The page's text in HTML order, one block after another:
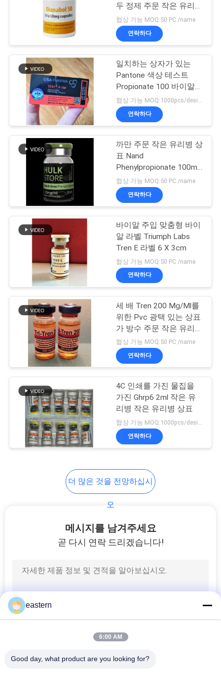
락
우
트
PRIVACY
POLICY
10ml 작은 유리병 상
자
45
안전 홀로그램 스티
커
27
약제 포장 상자
약 병 상표
약 병 상자
작은 유리제 작은 유
리병
두 정제 주문 작은 유리병
상표
협상 가능 MOQ:50 PC /name
연락하다
일치하는 상자가 있는
Pantone 색상 테스트
Propionate 100 바이알
바이알 라벨
연락하다
까만 주문 작은 유리병 상
표 Nand
Phenylpropionate 100mg
광택 있는 끝
협상 가능 MOQ:50 PC /name
연락하다
바이알 주입 맞춤형 바이
알 라벨 Triumph Labs
Tren E 라벨 6 X 3cm
협상 가능 MOQ:50 PC /name
연락하다
세 배 Tren 200 Mg/Ml를
위한 Pvc 광택 있는 상표
가 방수 주문 작은 유리병
에 의하여 레테르를 붙입
니다
협상 가능 MOQ:50 PC /name
연락하다
4C 인쇄를 가진 물집을
가진 Ghrp6 2ml 작은 유
리병 작은 유리병 상표
협상 가능 MOQ:1000pcs/design
연락하다
더 많은 것을 전망하십시
오
메시지를 남겨주세요
곧 다시 연락 드리겠습니다!
eastern
6:00 AM
Good day, what product are you looking for?